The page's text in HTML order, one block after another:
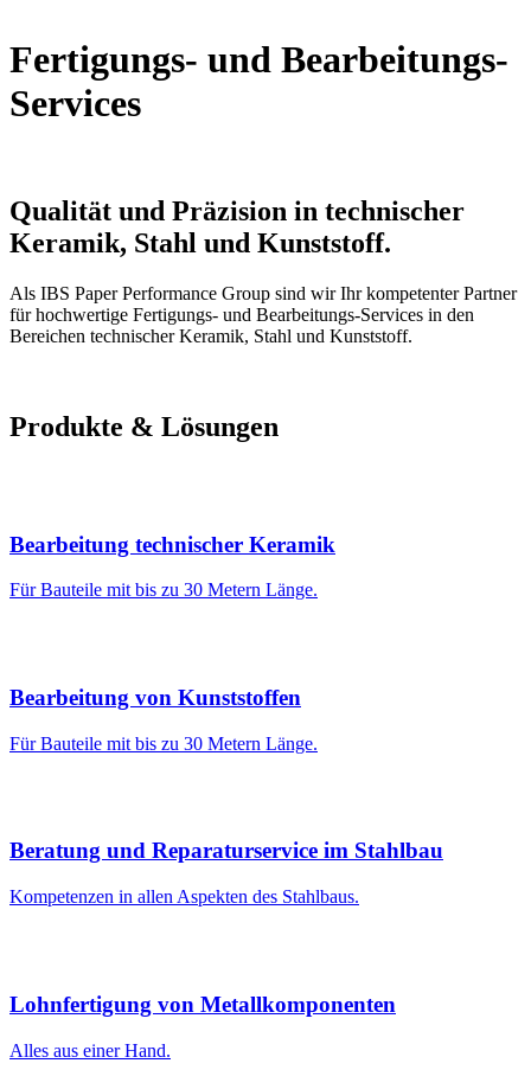
Fertigungs- und Bearbeitungs-
Services
Qualität und Präzision in technischer
Keramik, Stahl und Kunststoff.
Als IBS Paper Performance Group sind wir Ihr kompetenter Partner
für hochwertige Fertigungs- und Bearbeitungs-Services in den
Bereichen technischer Keramik, Stahl und Kunststoff.
Produkte & Lösungen
Bearbeitung technischer Keramik
Für Bauteile mit bis zu 30 Metern Länge.
Bearbeitung von Kunststoffen
Für Bauteile mit bis zu 30 Metern Länge.
Beratung und Reparaturservice im Stahlbau
Kompetenzen in allen Aspekten des Stahlbaus.
Lohnfertigung von Metallkomponenten
Alles aus einer Hand.